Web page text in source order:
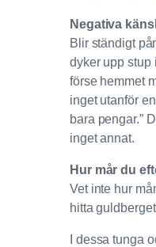
Negativa
Blir ständigt
dyker upp stup
förse hemmet
inget utanför
bara pengar.”
inget annat.
Hur mår du
Vet inte hur
hitta
I dessa tunga